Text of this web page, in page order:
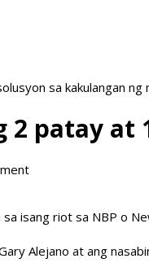
sa kakulangan
2 patay at
isang riot sa NBP o
Alejano at ang